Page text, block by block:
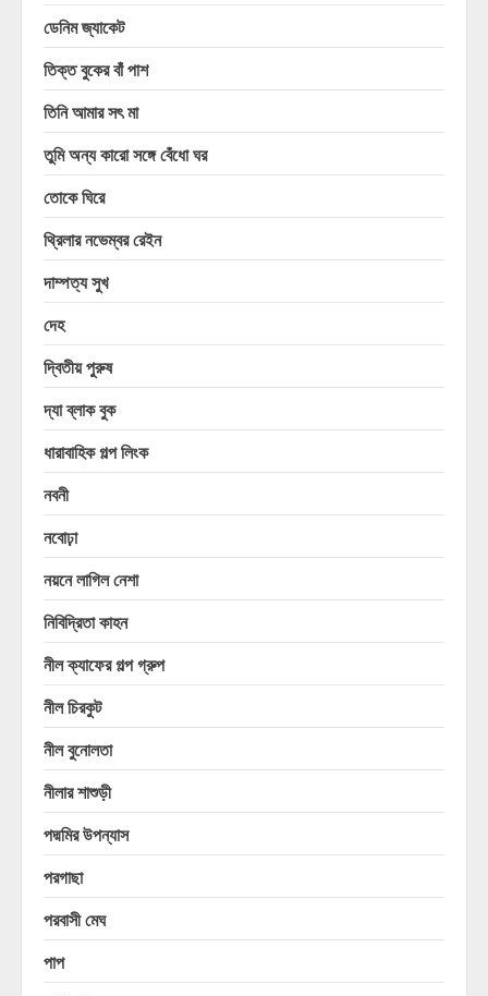
ডেনিম জ্যাকেট
তিক্ত বুকের বাঁ পাশ
তিনি আমার সৎ মা
তুমি অন্য কারো সঙ্গে বেঁধো ঘর
তোকে ঘিরে
থ্রিলার নভেম্বর রেইন
দাম্পত্য সুখ
দেহ
দ্বিতীয় পুরুষ
দ্যা ব্লাক বুক
ধারাবাহিক গল্প লিংক
নবনী
নবোঢ়া
নয়নে লাগিল নেশা
নিবিদ্রিতা কাহন
নীল ক্যাফের গল্প গ্রুপ
নীল চিরকুট
নীল বুনোলতা
নীলার শাশুড়ী
পদ্মমির উপন্যাস
পরগাছা
পরবাসী মেঘ
পাপ